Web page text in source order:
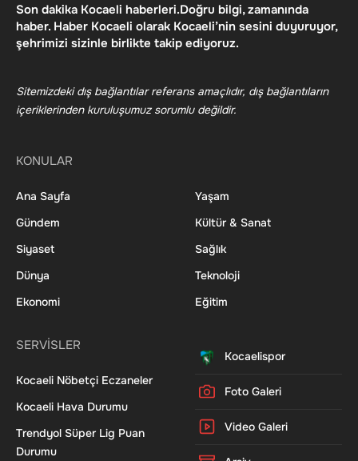
Son dakika Kocaeli haberleri.Doğru bilgi, zamanında
haber. Haber Kocaeli olarak Kocaeli’nin sesini duyuruyor,
şehrimizi sizinle birlikte takip ediyoruz.
Sitemizdeki dış bağlantılar referans amaçlıdır, dış bağlantıların
içeriklerinden kuruluşumuz sorumlu değildir.
KONULAR
Ana Sayfa
Gündem
Siyaset
Dünya
Ekonomi
Yaşam
Kültür & Sanat
Sağlık
Teknoloji
Eğitim
SERVİSLER
Kocaeli Nöbetçi Eczaneler
Kocaeli Hava Durumu
Trendyol Süper Lig Puan
Durumu
Kocaelispor
Foto Galeri
Video Galeri